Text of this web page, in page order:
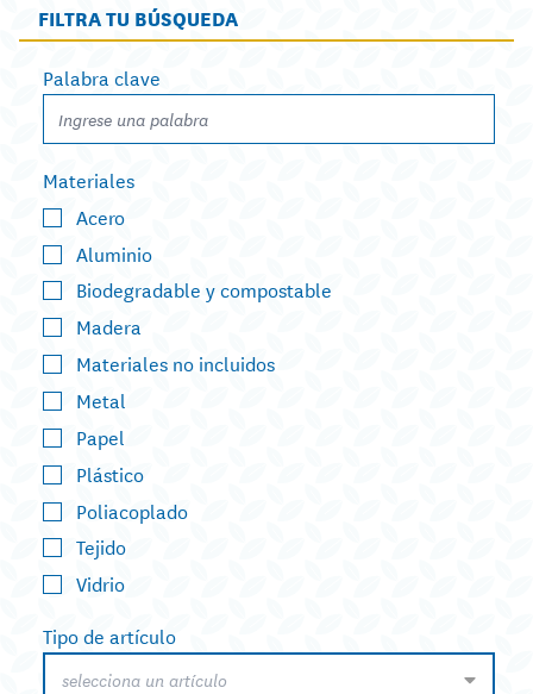
FILTRA TU BÚSQUEDA
Palabra clave
Materiales
Acero
Aluminio
Biodegradable y compostable
Madera
Materiales no incluidos
Metal
Papel
Plástico
Poliacoplado
Tejido
Vidrio
Tipo de artículo
selecciona un artículo